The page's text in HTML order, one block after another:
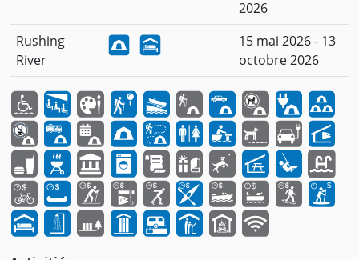
2026
Rushing
River
15 mai 2026 - 13
octobre 2026